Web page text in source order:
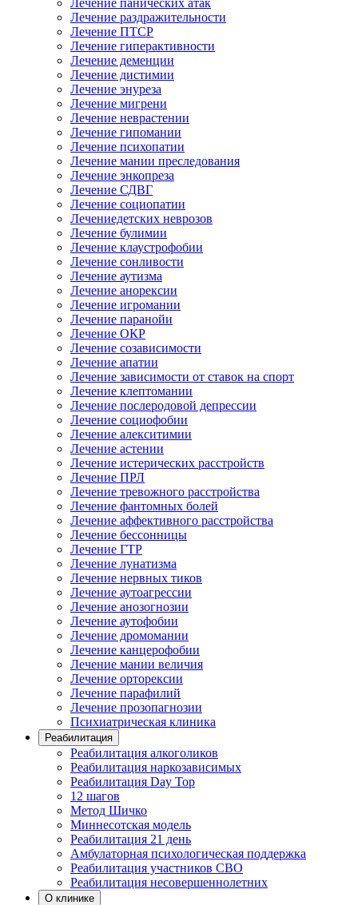
Лечение панических атак
Лечение раздражительности
Лечение ПТСР
Лечение гиперактивности
Лечение деменции
Лечение дистимии
Лечение энуреза
Лечение мигрени
Лечение неврастении
Лечение гипомании
Лечение психопатии
Лечение мании преследования
Лечение энкопреза
Лечение СДВГ
Лечение социопатии
Лечениедетских неврозов
Лечение булимии
Лечение клаустрофобии
Лечение сонливости
Лечение аутизма
Лечение анорексии
Лечение игромании
Лечение паранойи
Лечение ОКР
Лечение созависимости
Лечение апатии
Лечение зависимости от ставок на спорт
Лечение клептомании
Лечение послеродовой депрессии
Лечение социофобии
Лечение алекситимии
Лечение астении
Лечение истерических расстройств
Лечение ПРЛ
Лечение тревожного расстройства
Лечение фантомных болей
Лечение аффективного расстройства
Лечение бессонницы
Лечение ГТР
Лечение лунатизма
Лечение нервных тиков
Лечение аутоагрессии
Лечение анозогнозии
Лечение аутофобии
Лечение дромомании
Лечение канцерофобии
Лечение мании величия
Лечение орторексии
Лечение парафилий
Лечение прозопагнозии
Психиатрическая клиника
Реабилитация
Реабилитация алкоголиков
Реабилитация наркозависимых
Реабилитация Day Top
12 шагов
Метод Шичко
Миннесотская модель
Реабилитация 21 день
Амбулаторная психологическая поддержка
Реабилитация участников СВО
Реабилитация несовершеннолетних
О клинике